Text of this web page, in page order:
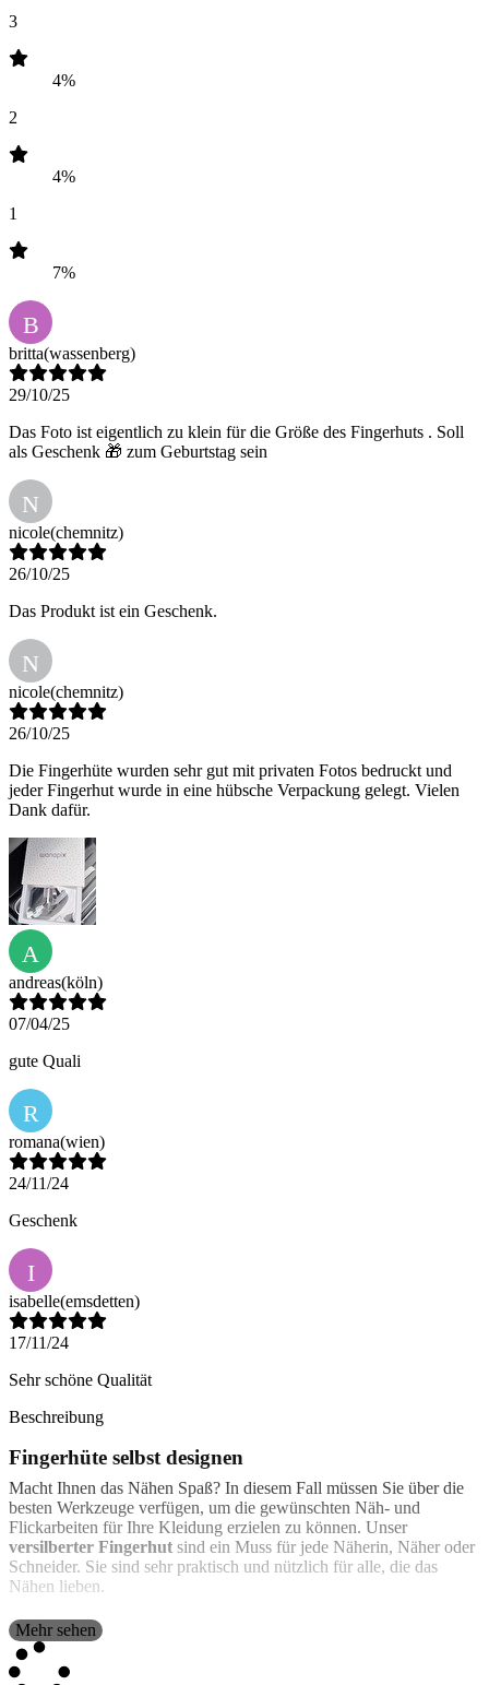
3
4%
2
4%
1
7%
B
britta(wassenberg)
29/10/25
Das Foto ist eigentlich zu klein für die Größe des Fingerhuts . Soll
als Geschenk 🎁 zum Geburtstag sein
N
nicole(chemnitz)
26/10/25
Das Produkt ist ein Geschenk.
N
nicole(chemnitz)
26/10/25
Die Fingerhüte wurden sehr gut mit privaten Fotos bedruckt und
jeder Fingerhut wurde in eine hübsche Verpackung gelegt. Vielen
Dank dafür.
A
andreas(köln)
07/04/25
gute Quali
R
romana(wien)
24/11/24
Geschenk
I
isabelle(emsdetten)
17/11/24
Sehr schöne Qualität
Beschreibung
Fingerhüte selbst designen
Macht Ihnen das Nähen Spaß? In diesem Fall müssen Sie über die
besten Werkzeuge verfügen, um die gewünschten Näh- und
Flickarbeiten für Ihre Kleidung erzielen zu können. Unser
versilberter Fingerhut sind ein Muss für jede Näherin, Näher oder
Schneider. Sie sind sehr praktisch und nützlich für alle, die das
Nähen lieben.
Im Gegensatz zu den üblichen Klassikern jedoch, können Sie diese
ganz nach Ihren Wünschen anpassen. Wir empfehlen Ihnen, den
Fingerhut mit einem Bild oder einem schönen Text zu gestalten, um
Mehr sehen